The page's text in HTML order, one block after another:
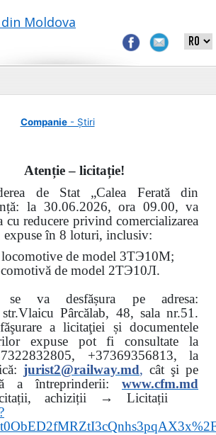
Moldova
Companie- Știri
Atenție – licitație!
de Stat „Calea Ferată din
la 30.06.2026, ora 09.00, va
cu reducere privind comercializarea
expuse în 8 loturi, inclusiv:
de model 3ТЭ10М;
de model 2ТЭ10Л.
se va desfășura pe adresa:
Pârcălab, 48, sala nr.51.
a licitaţiei și documentele
expuse pot fi consultate la
+37369356813, la
jurist2@railway.md, cât şi pe
a întreprinderii:
www.cfm.md
licitații, achiziții → Licitații